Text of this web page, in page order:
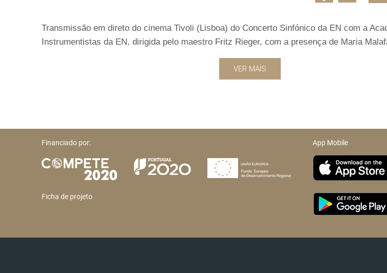
Transmissão em direto do cinema Tivoli (Lisboa) do Concerto Sinfónico da EN com a
Instrumentistas da EN, dirigida pelo maestro Fritz Rieger, com a presença de Maria
VER MAIS
Financiado por:
Ficha de projeto
App Mobile